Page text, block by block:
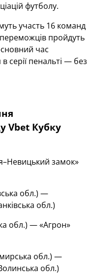
футболу.
участь 16 команд
переможців пройдуть
час
серії пенальті — без
Vbet Кубку
замок»
обл.) —
обл.)
обл.) — «Агрон»
обл.) —
обл.)